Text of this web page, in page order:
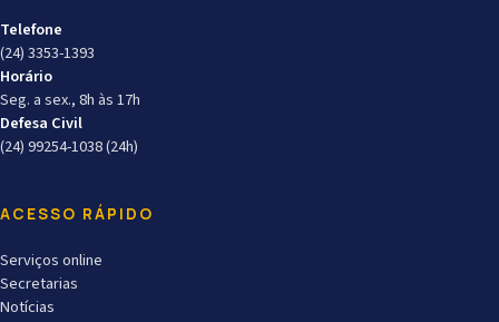
Telefone
(24) 3353-1393
Horário
Seg. a sex., 8h às 17h
Defesa Civil
(24) 99254-1038 (24h)
ACESSO RÁPIDO
Serviços online
Secretarias
Notícias